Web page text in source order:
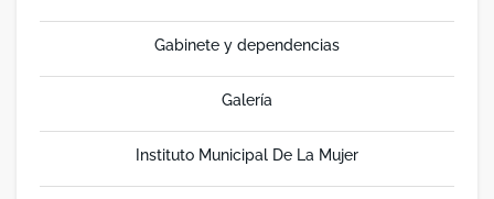
Gabinete y dependencias
Galería
Instituto Municipal De La Mujer